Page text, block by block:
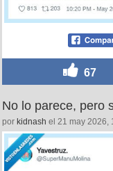
67
No lo parece, pero
por kidnash el 21 may 2026,